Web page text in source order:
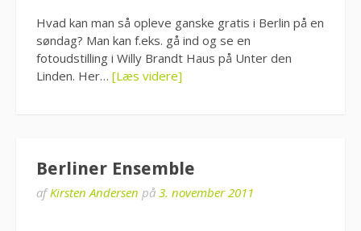
Hvad kan man så opleve ganske gratis i Berlin på en
søndag? Man kan f.eks. gå ind og se en
fotoudstilling i Willy Brandt Haus på Unter den
Linden. Her… [Læs videre]
Berliner Ensemble
afKirsten Andersen på 3. november 2011